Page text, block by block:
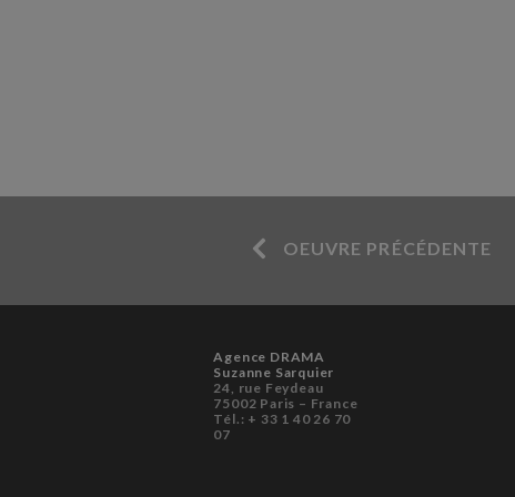
OEUVRE PRÉCÉDENTE
Agence DRAMA
Suzanne Sarquier
24, rue Feydeau
75002 Paris – France
Tél.: + 33 1 40 26 70
07